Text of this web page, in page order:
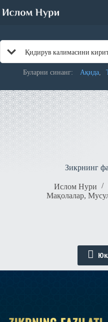
to
Буларни синанг: Ақида
Зикрнинг
Ислом Нури
Мақолалар,